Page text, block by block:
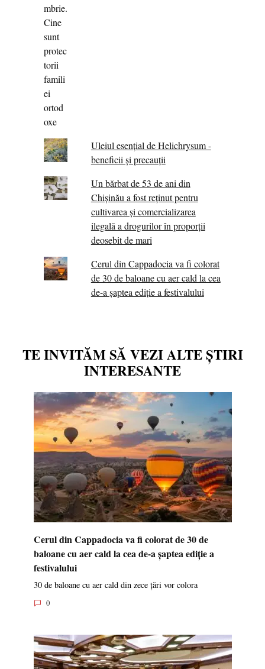
Uleiul esențial de Helichrysum -
beneficii și precauții
Un bărbat de 53 de ani din
Chișinău a fost reținut pentru
cultivarea și comercializarea
ilegală a drogurilor în proporții
deosebit de mari
Cerul din Cappadocia va fi colorat
de 30 de baloane cu aer cald la cea
de-a șaptea ediție a festivalului
TE INVITĂM SĂ VEZI ALTE ȘTIRI
INTERESANTE
Cerul din Cappadocia va fi colorat de 30 de
baloane cu aer cald la cea de-a șaptea ediție a
festivalului
30 de baloane cu aer cald din zece țări vor colora
0